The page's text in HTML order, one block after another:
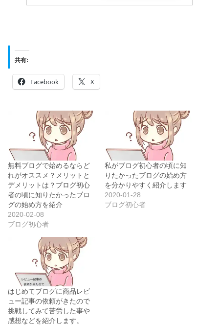
共有:
Facebook X
無料ブログで始めるならど
れがオススメ？メリットと
デメリットは？ブログ初心
者の頃に知りたかったブロ
グの始め方を紹介
2020-02-08
ブログ初心者
私がブログ初心者の頃に知
りたかったブログの始め方
を分かりやすく紹介します
2020-01-28
ブログ初心者
はじめてブログに商品レビ
ュー記事の依頼がきたので
挑戦してみて苦労した事や
感想などを紹介します。